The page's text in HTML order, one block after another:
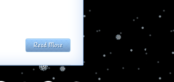
Read More